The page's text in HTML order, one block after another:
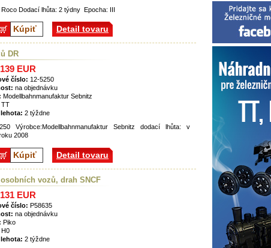
Dodací lhůta: 2 týdny Epocha: III
Kúpiť Detail tovaru
DR
139 EUR
číslo: 12-5250
na objednávku
Modellbahnmanufaktur Sebnitz
TT
2 týždne
Výrobce:Modellbahnmanufaktur Sebnitz dodací lhůta: v
2008
Kúpiť Detail tovaru
vozů, drah SNCF
131 EUR
číslo: P58635
na objednávku
Piko
H0
2 týždne